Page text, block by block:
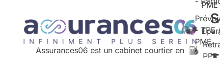
Assurances06 est un cabinet courtier en
PME
- TPE
PME